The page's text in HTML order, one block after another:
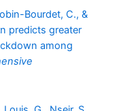
Bourdet, C., &
predicts greater
among